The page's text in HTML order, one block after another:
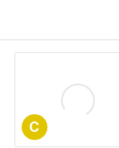
C
検索条件